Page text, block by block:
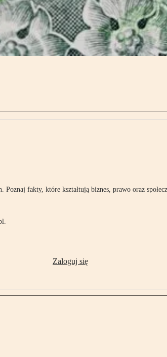
fakty, które kształtują biznes, prawo oraz
Zaloguj się